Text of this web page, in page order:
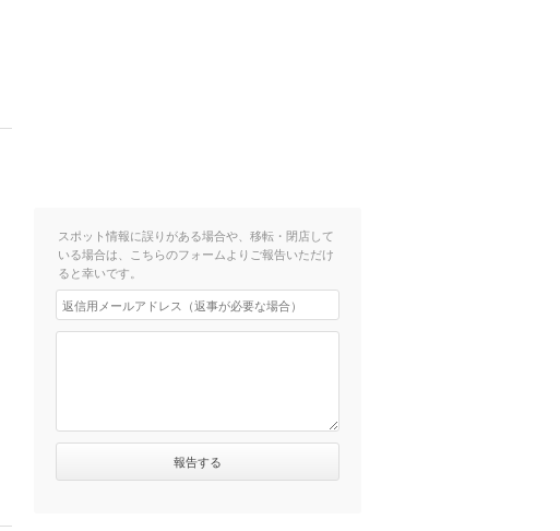
スポット情報に誤りがある場合や、移転・閉店して
いる場合は、こちらのフォームよりご報告いただけ
ると幸いです。